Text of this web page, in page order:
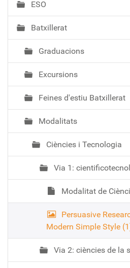
c
ó
ESO
Batxillerat
Graduacions
Excursions
Feines d'estiu Batxillerat
Modalitats
Ciències i Tecnologia
Via 1:
Modalitat de
Persuasive
Modern Simple Style
Via 2: ciències de la